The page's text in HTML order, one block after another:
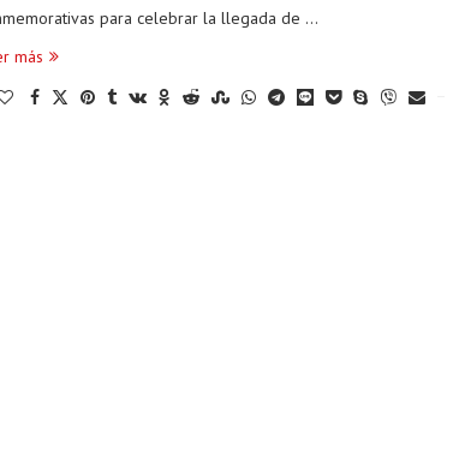
para celebrar la llegada de …
más
Tether $ 0.999361